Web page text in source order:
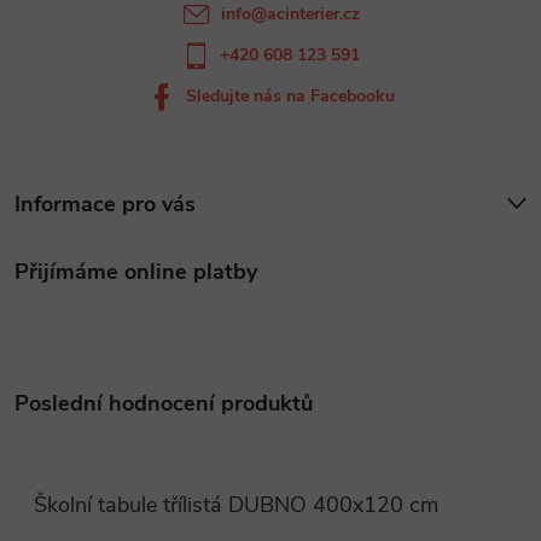
Informace pro vás
Přijímáme online platby
Poslední hodnocení produktů
Školní tabule třílistá DUBNO 400x120 cm
info@acinterier.cz
+420 608 123 591
Sledujte nás na Facebooku